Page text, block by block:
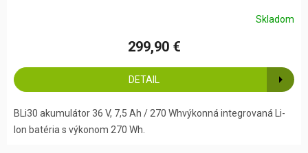
Skladom
299,90 €
DETAIL
BLi30 akumulátor 36 V, 7,5 Ah / 270 Whvýkonná integrovaná Li-
Ion batéria s výkonom 270 Wh.